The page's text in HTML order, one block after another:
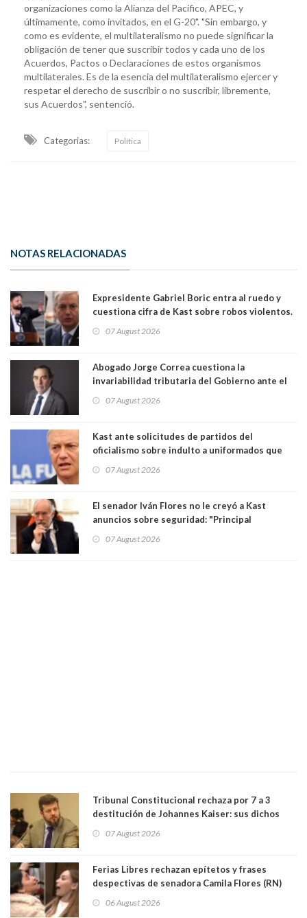
organizaciones como la Alianza del Pacífico, APEC, y
últimamente, como invitados, en el G-20". "Sin embargo, y
como es evidente, el multilateralismo no puede significar la
obligación de tener que suscribir todos y cada uno de los
Acuerdos, Pactos o Declaraciones de estos organismos
multilaterales. Es de la esencia del multilateralismo ejercer y
respetar el derecho de suscribir o no suscribir, libremente,
sus Acuerdos", sentenció.
Categorias: Política
NOTAS RELACIONADAS
Expresidente Gabriel Boric entra al ruedo y
cuestiona cifra de Kast sobre robos violentos.
07 August 2026
Abogado Jorge Correa cuestiona la
invariabilidad tributaria del Gobierno ante el
democracia” y "defendemos la alternancia en el
07 August 2026
Kast ante solicitudes de partidos del
oficialismo sobre indulto a uniformados que
07 August 2026
El senador Iván Flores no le creyó a Kast
anuncios sobre seguridad: "Principal
perseguir ruta del dinero y levantar secreto
07 August 2026
Tribunal Constitucional rechaza por 7 a 3
destitución de Johannes Kaiser: sus dichos
justicia constitucional porque no es diputado
07 August 2026
Ferias Libres rechazan epítetos y frases
despectivas de senadora Camila Flores (RN)
06 August 2026